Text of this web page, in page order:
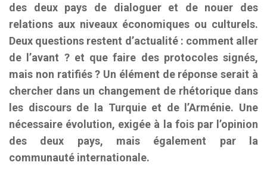
des deux pays de dialoguer et de nouer des
relations aux niveaux économiques ou culturels.
Deux questions restent d’actualité : comment aller
de l’avant ? et que faire des protocoles signés,
mais non ratifiés ? Un élément de réponse serait à
chercher dans un changement de rhétorique dans
les discours de la Turquie et de l’Arménie. Une
nécessaire évolution, exigée à la fois par l’opinion
des deux pays, mais également par la
communauté internationale.